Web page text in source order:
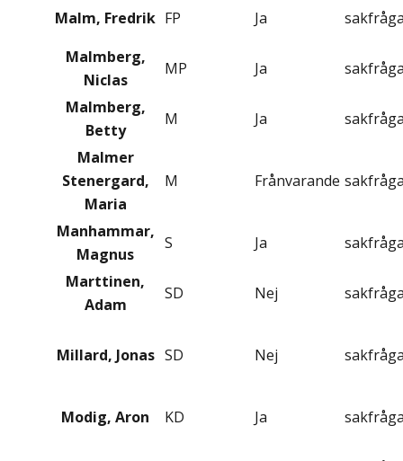
Malm, Fredrik FP Ja
Malmberg,
Niclas
MP Ja
Malmberg,
Betty
M Ja
Malmer
Stenergard,
Maria
M Frånvarande
Manhammar,
Magnus
S Ja
Marttinen,
Adam
SD Nej
Millard, Jonas SD Nej
Modig, Aron KD Ja